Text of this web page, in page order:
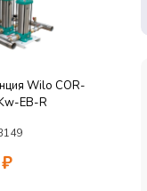
Wilo COR-
EB-R
₽